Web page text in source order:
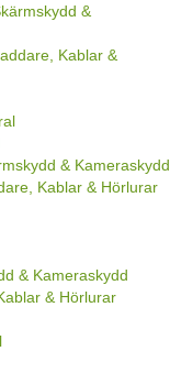
&
Kablar &
& Kameraskydd
Kablar & Hörlurar
& Kameraskydd
& Hörlurar